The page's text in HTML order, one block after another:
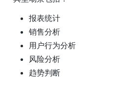
报表统计
销售分析
用户行为分析
风险分析
趋势判断